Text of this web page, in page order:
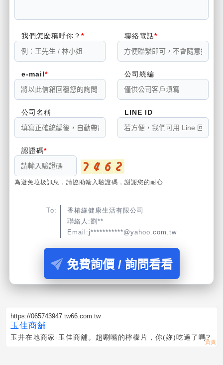
我們怎麼稱呼你？ 聯絡電話
e-mail 公司統編
公司名稱 LINE ID
認證碼
為避免垃圾訊息，請協助輸入驗證碼，謝謝您的耐心
To:
香椿緣健康生活有限公司
聯絡人:劉**
Email:j***********@yahoo.com.tw
免費詢價 / 詢問看看
https://065743947.tw66.com.tw
玉佳商舖
玉井在地商家-玉佳商舖。超唰嘴的檸檬片，你(妳)吃過了嗎?